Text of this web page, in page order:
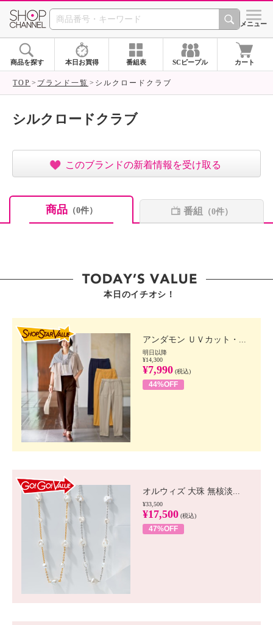
SHOP CHANNEL ショッ
メニュー
商品を探す 本日お買得 番組表 SCピープル カート
TOP ブランド一覧 シルクロードクラブ
シルクロードクラブ
このブランドの新着情報を受け取る
商品（0件） 番組 （0件）
本日のイチオシ！
アンダモン ＵＶカット・...
明日以降
¥14,300
¥7,990 (税込)
44%OFF
オルウィズ 大珠 無核淡...
¥33,500
¥17,500 (税込)
47%OFF